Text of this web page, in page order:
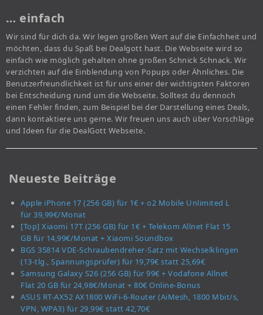
… einfach
Wir sind für dich da. Wir legen großen Wert auf die Einfachheit und
möchten, dass du Spaß bei Dealgott hast. Die Webseite wird so
einfach wie möglich gehalten ohne großen Schnick Schnack. Wir
verzichten auf die Einblendung von Popups oder Ähnliches. Die
Benutzerfreundlichkeit ist für uns einer der wichtigsten Faktoren
bei Entscheidung rund um die Webseite. Solltest du dennoch
einen Fehler finden, zum Beispiel bei der Darstellung eines Deals,
dann kontaktiere uns gerne. Wir freuen uns auch über Vorschläge
und Ideen für die DealGott Webseite.
Neueste Beiträge
Apple iPhone 17 (256 GB) für 1€ + o2 Mobile Unlimited L
für 39,99€/Monat
[Top] Xiaomi 17T (256 GB) für 1€ + Telekom Allnet Flat 15
GB für 14,99€/Monat + Xiaomi Soundbox
BGS 35814 VDE-Schraubendreher-Satz mit Wechselklingen
(13-tlg., Spannungsprüfer) für 19,79€ statt 25,69€
Samsung Galaxy S26 (256 GB) für 99€ + Vodafone Allnet
Flat 20 GB für 24,98€/Monat + 80€ Online-Bonus
ASUS RT-AX52 AX1800 WiFi-6-Router (AiMesh, 1800 Mbit/s,
VPN, WPA3) für 29,99€ statt 42,70€